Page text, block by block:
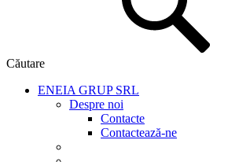
Căutare
ENEIA GRUP SRL
Despre noi
Contacte
Contactează-ne